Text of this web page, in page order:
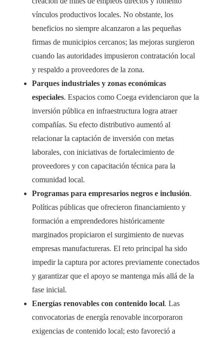
vínculos productivos locales. No obstante, los
beneficios no siempre alcanzaron a las pequeñas
firmas de municipios cercanos; las mejoras surgieron
cuando las autoridades impusieron contratación local
y respaldo a proveedores de la zona.
Parques industriales y zonas económicas
especiales. Espacios como Coega evidenciaron que la
inversión pública en infraestructura logra atraer
compañías. Su efecto distributivo aumentó al
relacionar la captación de inversión con metas
laborales, con iniciativas de fortalecimiento de
proveedores y con capacitación técnica para la
comunidad local.
Programas para empresarios negros e inclusión.
Políticas públicas que ofrecieron financiamiento y
formación a emprendedores históricamente
marginados propiciaron el surgimiento de nuevas
empresas manufactureras. El reto principal ha sido
impedir la captura por actores previamente conectados
y garantizar que el apoyo se mantenga más allá de la
fase inicial.
Energías renovables con contenido local. Las
convocatorias de energía renovable incorporaron
exigencias de contenido local; esto favoreció a